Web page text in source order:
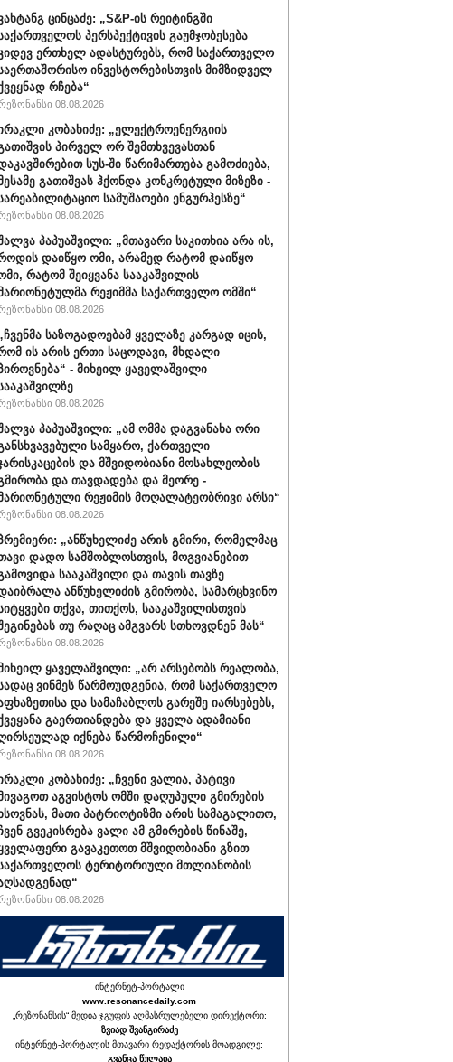
ცინცაძე: „S&P-ის რეიტინგში
პერსპექტივის გაუმჯობესება
ერთხელ ადასტურებს, რომ საქართველო
ინვესტორებისთვის მიმზიდველ
რჩება“
08.08.2026
კობახიძე: „ელექტროენერგიის
პირველ ორ შემთხვევასთან
სუს-ში წარიმართება გამოძიება,
გათიშვას ჰქონდა კონკრეტული მიზეზი -
სამუშაოები ენგურჰესზე“
08.08.2026
პაპუაშვილი: „მთავარი საკითხია არა ის,
დაიწყო ომი, არამედ რატომ დაიწყო
რატომ შეიყვანა სააკაშვილის
რეჟიმმა საქართველო ომში“
08.08.2026
საზოგადოებამ ყველაზე კარგად იცის,
ის არის ერთი საცოდავი, მხდალი
- მიხეილ ყაველაშვილი
08.08.2026
პაპუაშვილი: „ამ ომმა დაგვანახა ორი
სამყარო, ქართველი
და მშვიდობიანი მოსახლეობის
და თავდადება და მეორე -
რეჟიმის მოღალატეობრივი არსი“
08.08.2026
„ანწუხელიძე არის გმირი, რომელმაც
დადო სამშობლოსთვის, მოგვიანებით
სააკაშვილი და თავის თავზე
ანწუხელიძის გმირობა, სამარცხვინო
თქვა, თითქოს, სააკაშვილისთვის
თუ რაღაც ამგვარს სთხოვდნენ მას“
08.08.2026
ყაველაშვილი: „არ არსებობს რეალობა,
ვინმეს წარმოუდგენია, რომ საქართველო
და სამაჩაბლოს გარეშე იარსებებს,
გაერთიანდება და ყველა ადამიანი
იქნება წარმოჩენილი“
08.08.2026
კობახიძე: „ჩვენი ვალია, პატივი
აგვისტოს ომში დაღუპული გმირების
მათი პატრიოტიზმი არის სამაგალითო,
ჩვენ გვეკისრება ვალი ამ გმირების წინაშე,
გავაკეთოთ მშვიდობიანი გზით
ტერიტორიული მთლიანობის
08.08.2026
ინტერნეტ-პორტალი
www.resonancedaily.com
„რეზონანსის“ მედია ჯგუფის აღმასრულებელი დირექტორი:
ზვიად შვანგირაძე
ინტერნეტ-პორტალის მთავარი რედაქტორის მოადგილე:
გვანცა წულაია